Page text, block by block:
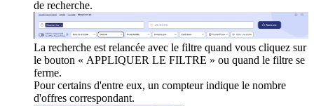
de recherche.
La recherche est relancée avec le filtre quand vous cliquez sur
le bouton « APPLIQUER LE FILTRE » ou quand le filtre se
ferme.
Pour certains d'entre eux, un compteur indique le nombre
d'offres correspondant.